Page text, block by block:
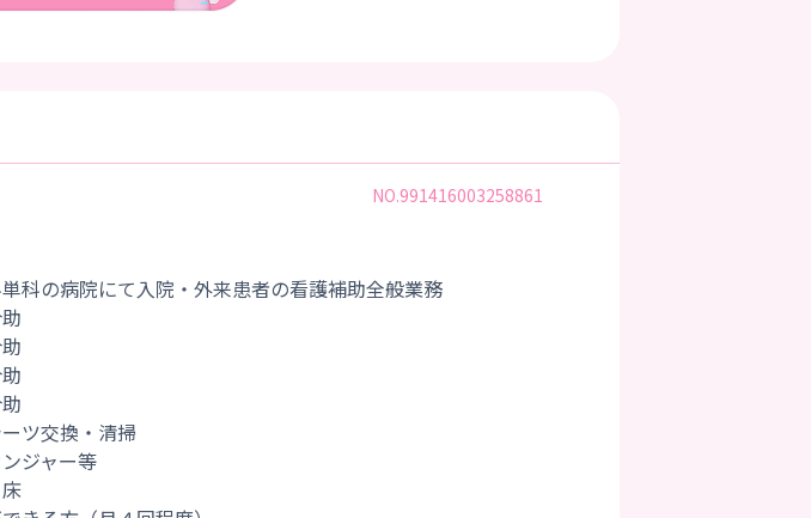
NO.991416003258861
科の病院にて入院・外来患者の看護補助全般業務
ツ交換・清掃
ジャー等